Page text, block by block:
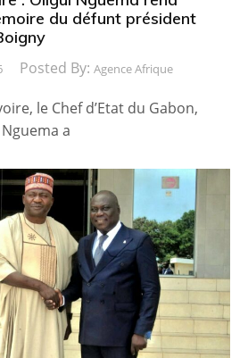
du défunt président
Posted By: Agence Afrique
le Chef d’Etat du Gabon,
a